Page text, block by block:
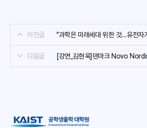
이전글 "과학은 미래세대 위한 것...유전자
다음글
[강연_김현욱]덴마크 Novo